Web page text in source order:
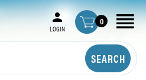
LOGIN
0